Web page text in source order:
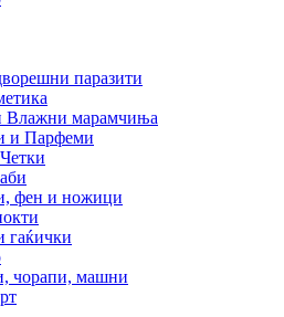
паразити
Влажни марамчиња
и Парфеми
фен и ножици
гаќички
чорапи, машни